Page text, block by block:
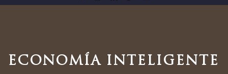
ECONOMÍA INTELIGENTE